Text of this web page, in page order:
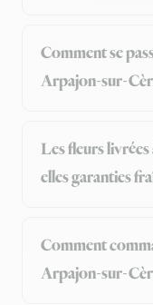
Comment se
Arpajon-sur-
Les fleurs
elles garanties
Comment
Arpajon-sur-